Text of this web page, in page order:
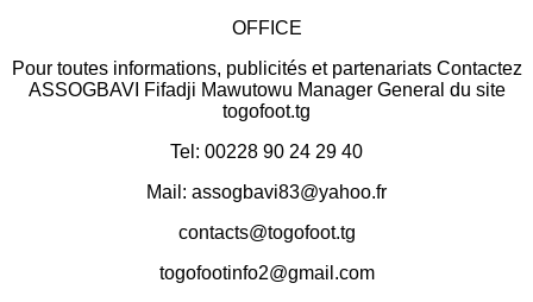
OFFICE
Pour toutes informations, publicités et partenariats Contactez
ASSOGBAVI Fifadji Mawutowu Manager General du site
togofoot.tg
Tel: 00228 90 24 29 40
Mail: assogbavi83@yahoo.fr
contacts@togofoot.tg
togofootinfo2@gmail.com